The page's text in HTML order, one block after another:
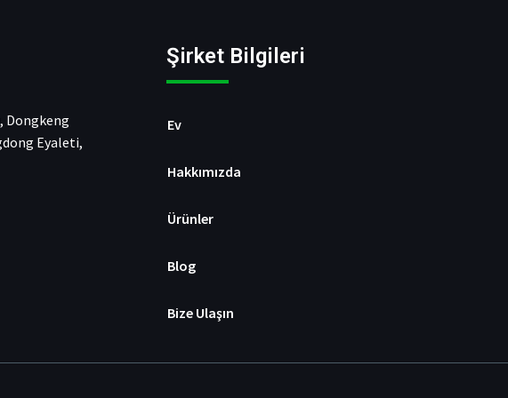
Dongkeng
Eyaleti,
Şirket Bilgileri
Ev
Hakkımızda
Ürünler
Blog
Bize Ulaşın